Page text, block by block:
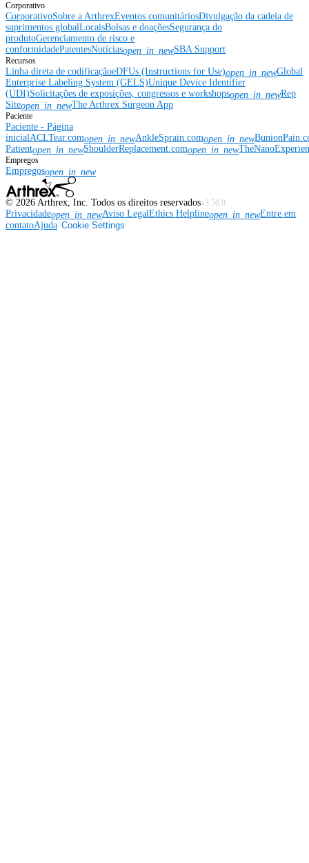
Corporativo
CorporativoSobre a ArthrexEventos comunitáriosDivulgação da cadeia de
suprimentos globalLocaisBolsas e doaçõesSegurança do
produtoGerenciamento de risco e
conformidadePatentesNotíciasopen_in_newSBA Support
Recursos
Linha direta de codificaçãoeDFUs (Instructions for Use)open_in_newGlobal
Enterprise Labeling System (GELS)Unique Device Identifier
(UDI)Solicitações de exposições, congressos e workshopsopen_in_newRep
Siteopen_in_newThe Arthrex Surgeon App
Paciente
Paciente - Página
inicialACLTear.comopen_in_newAnkleSprain.comopen_in_new
Patientopen_in_newShoulderReplacement.comopen_in_new
Empregos
Empregosopen_in_new
© 2026 Arthrex, Inc. Todos os direitos reservadosv3.56.0
Privacidadeopen_in_newAviso LegalEthics Helplineopen_in_newEntre em
contatoAjuda Cookie Settings